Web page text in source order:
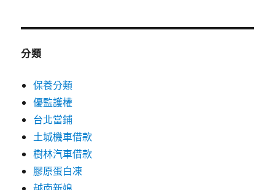
分類
保養分類
優監護權
台北當鋪
土城機車借款
樹林汽車借款
膠原蛋白凍